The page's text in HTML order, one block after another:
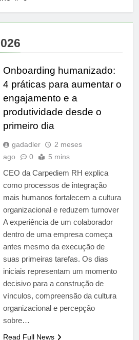
Onboarding humanizado:
4 práticas para aumentar o
engajamento e a
produtividade desde o
primeiro dia
gadadler
2 meses
ago
0 5 mins
CEO da Carpediem RH explica
como processos de integração
mais humanos fortalecem a cultura
organizacional e reduzem turnover
A experiência de um colaborador
dentro de uma empresa começa
antes mesmo da execução de
suas primeiras tarefas. Os dias
iniciais representam um momento
decisivo para a construção de
vínculos, compreensão da cultura
organizacional e percepção
sobre…
Read Full News